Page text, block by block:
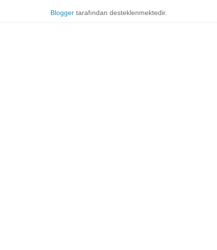
Bloggertarafından desteklenmektedir.